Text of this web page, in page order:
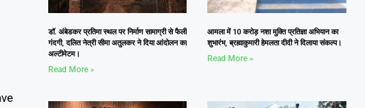
डॉ. अंबेडकर प्रतिमा स्थल पर निर्माण सामाग्री से फैली
गंदगी, दलित नेत्री सीमा अतुलकर ने दिया आंदोलन का
अल्टीमेटम।
Read More »
आमला में 10 करोड़ नशा मुक्ति प्रतिज्ञा अभियान का
शुभारंभ, ब्रह्माकुमारी हेमलता दीदी ने दिलाया संकल्प।
Read More »